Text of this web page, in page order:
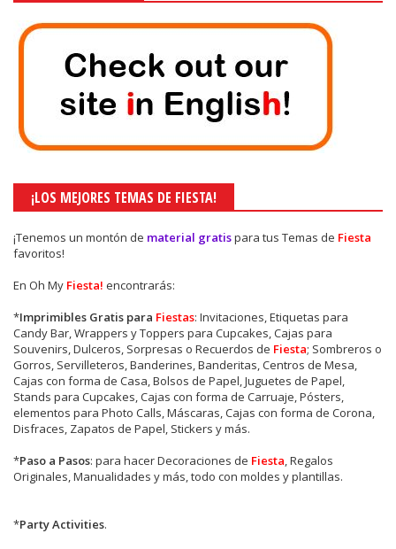
¡LOS MEJORES TEMAS DE FIESTA!
¡Tenemos un montón de material gratispara tus Temas de Fiesta
favoritos!
En Oh My Fiesta! encontrarás:
*Imprimibles Gratis para Fiestas: Invitaciones, Etiquetas para
Candy Bar, Wrappers y Toppers para Cupcakes, Cajas para
Souvenirs, Dulceros, Sorpresas o Recuerdos de Fiesta; Sombreros o
Gorros, Servilleteros, Banderines, Banderitas, Centros de Mesa,
Cajas con forma de Casa, Bolsos de Papel, Juguetes de Papel,
Stands para Cupcakes, Cajas con forma de Carruaje, Pósters,
elementos para Photo Calls, Máscaras, Cajas con forma de Corona,
Disfraces, Zapatos de Papel, Stickers y más.
*Paso a Pasos: para hacer Decoraciones de Fiesta, Regalos
Originales, Manualidades y más, todo con moldes y plantillas.
*Party Activities.